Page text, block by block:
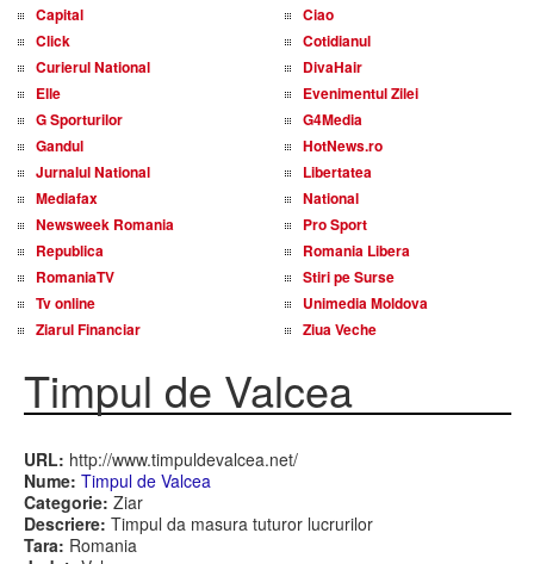
Capital
Ciao
Click
Cotidianul
Curierul National
DivaHair
Elle
Evenimentul Zilei
G Sporturilor
G4Media
Gandul
HotNews.ro
Jurnalul National
Libertatea
Mediafax
National
Newsweek Romania
Pro Sport
Republica
Romania Libera
RomaniaTV
Stiri pe Surse
Tv online
Unimedia Moldova
Ziarul Financiar
Ziua Veche
Timpul de Valcea
URL: http://www.timpuldevalcea.net/
Nume: Timpul de Valcea
Categorie: Ziar
Descriere: Timpul da masura tuturor lucrurilor
Tara: Romania